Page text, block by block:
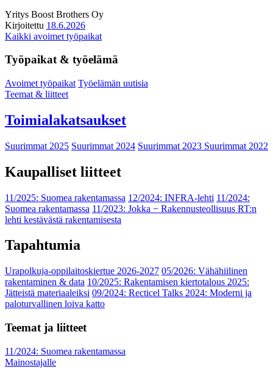
Yritys Boost Brothers Oy
Kirjoitettu 18.6.2026
Kaikki avoimet työpaikat
Työpaikat & työelämä
Avoimet työpaikat Työelämän uutisia
Teemat & liitteet
Toimialakatsaukset
Suurimmat 2025 Suurimmat 2024 Suurimmat 2023 Suurimmat 2022
Kaupalliset liitteet
11/2025: Suomea rakentamassa 12/2024: INFRA-lehti 11/2024:
Suomea rakentamassa 11/2023: Jokka − Rakennusteollisuus RT:n
lehti kestävästä rakentamisesta
Tapahtumia
Urapolkuja-oppilaitoskiertue 2026-2027 05/2026: Vähähiilinen
rakentaminen & data 10/2025: Rakentamisen kiertotalous 2025:
Jätteistä materiaaleiksi 09/2024: Recticel Talks 2024: Moderni ja
paloturvallinen loiva katto
Teemat ja liitteet
11/2024: Suomea rakentamassa
Mainostajalle